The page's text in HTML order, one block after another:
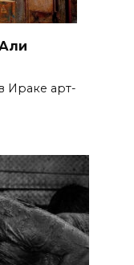
Ираке арт-